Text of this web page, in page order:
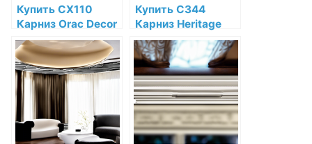
Купить CX110
Карниз Orac Decor
Дюрополимер
Orac Decor по
низкой цене в
интернет-
магазине
Купить C344
Карниз Heritage
XXL Orac Decor
Полиуретан Orac
Decor по низкой
цене в интернет-
магазине